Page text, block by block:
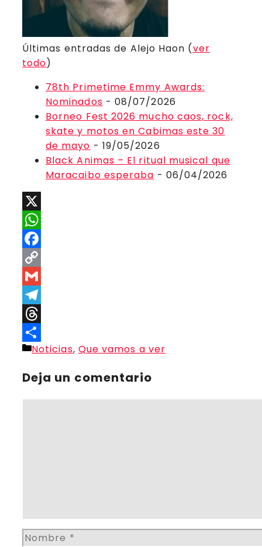
Últimas entradas de Alejo Haon (ver
todo)
78th Primetime Emmy Awards:
Nominados - 08/07/2026
Borneo Fest 2026 mucho caos, rock,
skate y motos en Cabimas este 30
de mayo - 19/05/2026
Black Animas – El ritual musical que
Maracaibo esperaba - 06/04/2026
X
WhatsApp
Facebook
Copy
Link
Gmail
Telegram
Threads
Compartir
Categorías
Noticias, Que vamos a ver
Deja un comentario
Nombre